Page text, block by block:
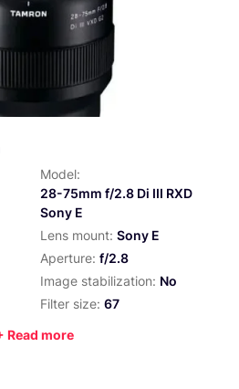
Model:
28-75mm f/2.8 Di III RXD
Sony E
Lens mount: Sony E
Aperture: f/2.8
Image stabilization: No
Filter size: 67
Read more